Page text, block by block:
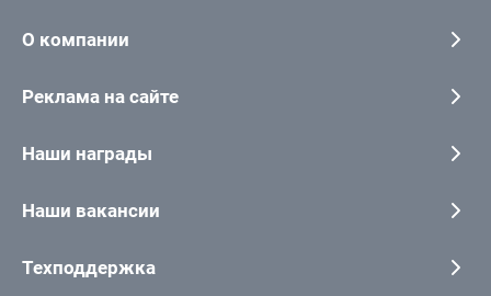
О компании
Реклама на сайте
Наши награды
Наши вакансии
Техподдержка